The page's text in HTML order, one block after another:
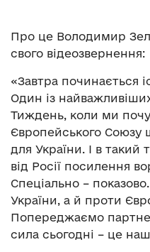
Про це Володимир
свого відеозвернення:
«Завтра починається
Один із
Тиждень, коли ми
Європейського Союзу
для України. І в такий
від Росії посилення
Спеціально –
України, а й проти
Попереджаємо
сила сьогодні – це